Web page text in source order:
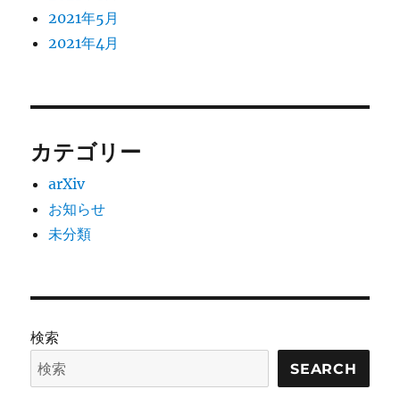
2021年5月
2021年4月
カテゴリー
arXiv
お知らせ
未分類
検索
SEARCH